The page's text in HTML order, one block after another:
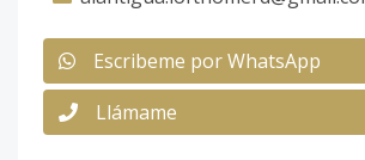
Escribeme por WhatsApp
Llámame